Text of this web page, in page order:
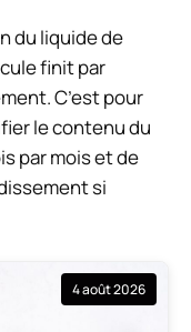
du liquide de
finit par
C’est pour
le contenu du
par mois et de
si
4 août 2026